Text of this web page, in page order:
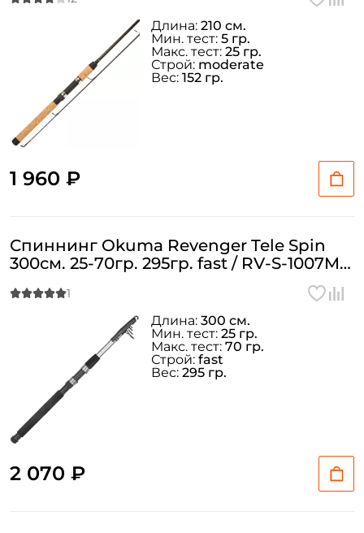
1 960 ₽
Длина: 210 см.
Мин. тест: 5 гр.
Макс. тест: 25 гр.
Строй: moderate
Вес: 152 гр.
Спиннинг Okuma Revenger Tele Spin
300см. 25-70гр. 295гр. fast / RV-S-1007M-
2 070 ₽
Длина: 300 см.
Мин. тест: 25 гр.
Макс. тест: 70 гр.
Строй: fast
Вес: 295 гр.